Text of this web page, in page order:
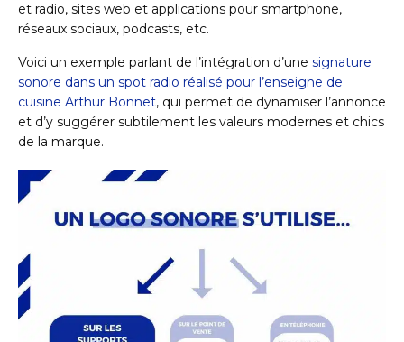
et radio, sites web et applications pour smartphone,
réseaux sociaux, podcasts, etc.
Voici un exemple parlant de l’intégration d’une signature
sonore dans un spot radio réalisé pour l’enseigne de
cuisine Arthur Bonnet, qui permet de dynamiser l’annonce
et d’y suggérer subtilement les valeurs modernes et chics
de la marque.